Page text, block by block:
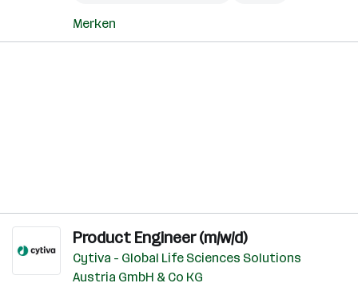
Merken
Product Engineer (m/w/d)
Cytiva - Global Life Sciences Solutions
Austria GmbH & Co KG